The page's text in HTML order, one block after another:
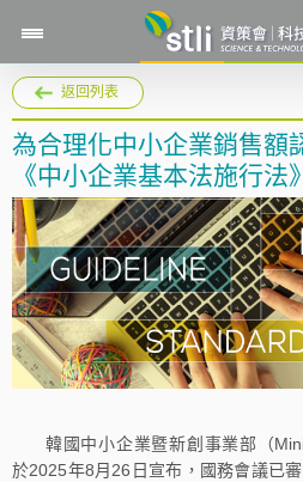
返回列表
為合理化中小企業銷售額
《中小企業基本法施行法
韓國中小企業暨新創事業部（
於2025年8月26日宣布，國務會議已